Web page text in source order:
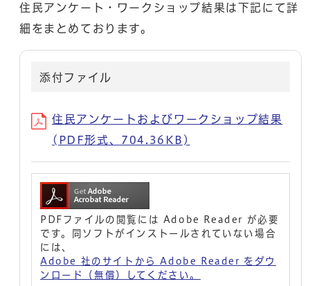
住民アンケート・ワークショップ結果は下記にて詳
細をまとめております。
添付ファイル
住民アンケートおよびワークショップ結果
(PDF形式、704.36KB)
PDFファイルの閲覧には Adobe Reader が必要
です。同ソフトがインストールされていない場合
には、
Adobe 社のサイトから Adobe Reader をダウ
ンロード（無償）してください。